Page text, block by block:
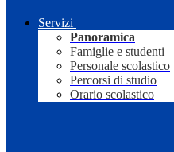
Servizi
Panoramica
Famiglie e studenti
Personale scolastico
Percorsi di studio
Orario scolastico